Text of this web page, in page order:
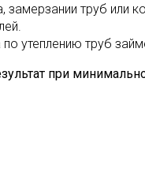
замерзании труб или
утеплению труб
при